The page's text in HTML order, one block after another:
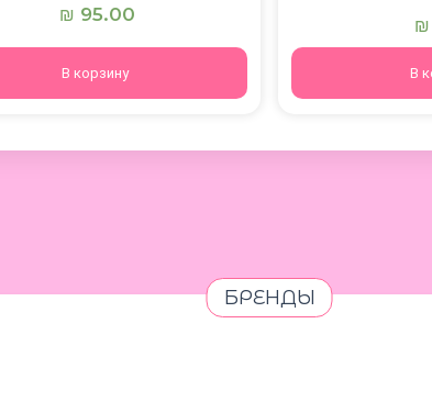
₪ 95.00
В корзину
₪
В
БРЕНДЫ